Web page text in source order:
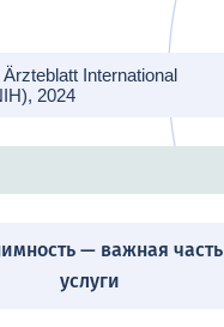
International
2024
— важная часть
услуги